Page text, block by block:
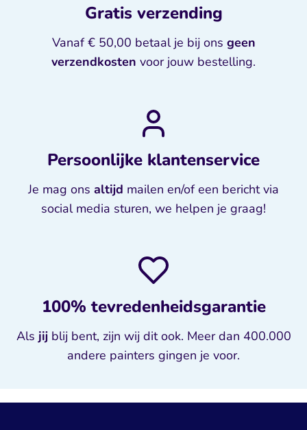
Gratis verzending
Vanaf € 50,00 betaal je bij ons geen
verzendkosten voor jouw bestelling.
Persoonlijke klantenservice
Je mag ons altijd mailen en/of een bericht via
social media sturen, we helpen je graag!
100% tevredenheidsgarantie
Als jij blij bent, zijn wij dit ook. Meer dan 400.000
andere painters gingen je voor.